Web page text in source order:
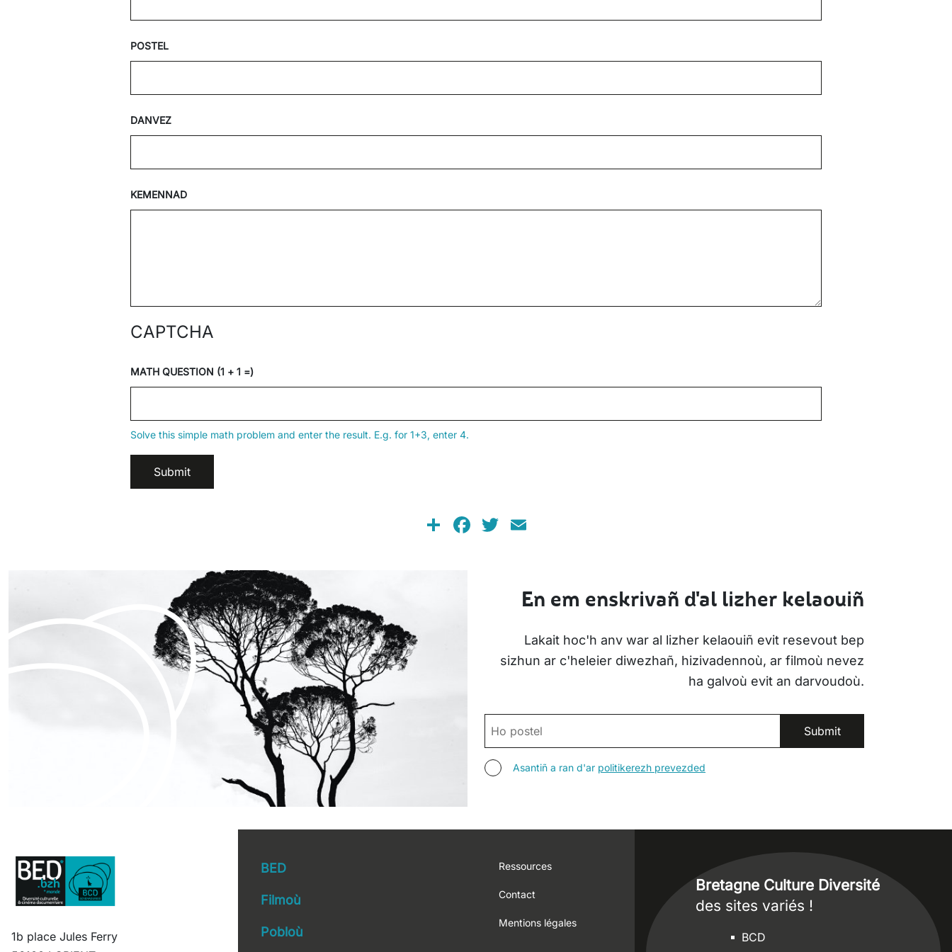
POSTEL
DANVEZ
KEMENNAD
CAPTCHA
MATH QUESTION (1 + 1 =)
Solve this simple math problem and enter the result. E.g. for 1+3, enter 4.
ShareFacebook
Twitter
En em enskrivañ d'al lizher kelaouiñ
Lakait hoc'h anv war al lizher kelaouiñ evit resevout bep
sizhun ar c'heleier diwezhañ, hizivadennoù, ar filmoù nevez
ha galvoù evit an darvoudoù.
POSTEL
ASANTIÑAsantiñ a ran d'ar politikerezh prevezded
1b place Jules Ferry
BED
Filmoù
Pobloù
Footer
Ressources
Contact
Mentions légales
Bretagne Culture Diversité
des sites variés !
SitesBCD